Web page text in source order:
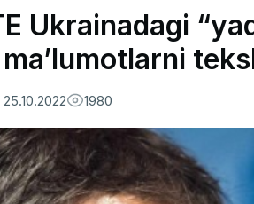
Ukrainadagi
1980